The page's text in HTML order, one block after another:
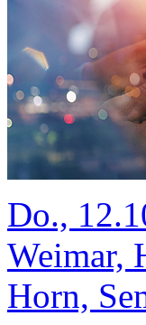
Do.,
Weimar,
Horn,